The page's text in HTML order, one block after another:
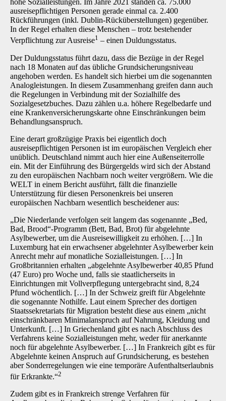
hohe Sozialleistungen. Im Jahre 2021 standen ca. 75.000
ausreisepflichtigen Personen gerade einmal ca. 2.400
Rückführungen (inkl. Dublin-Rücküberstellungen) gegenüber.
In der Regel erhalten diese Menschen – trotz bestehender
Verpflichtung zur Ausreise1 – einen Duldungsstatus.
Der Duldungsstatus führt dazu, dass die Bezüge in der Regel
nach 18 Monaten auf das übliche Grundsicherungsniveau
angehoben werden. Es handelt sich hierbei um die sogenannten
Analogleistungen. In diesem Zusammenhang greifen dann auch
die Regelungen in Verbindung mit der Sozialhilfe des
Sozialgesetzbuches. Dazu zählen u.a. höhere Regelbedarfe und
eine Krankenversicherungskarte ohne Einschränkungen beim
Behandlungsanspruch.
Eine derart großzügige Praxis bei eigentlich doch
ausreisepflichtigen Personen ist im europäischen Vergleich eher
unüblich. Deutschland nimmt auch hier eine Außenseiterrolle
ein. Mit der Einführung des Bürgergelds wird sich der Abstand
zu den europäischen Nachbarn noch weiter vergrößern. Wie die
WELT in einem Bericht ausführt, fällt die finanzielle
Unterstützung für diesen Personenkreis bei unseren
europäischen Nachbarn wesentlich bescheidener aus:
„Die Niederlande verfolgen seit langem das sogenannte „Bed,
Bad, Brood“-Programm (Bett, Bad, Brot) für abgelehnte
Asylbewerber, um die Ausreisewilligkeit zu erhöhen. […] In
Luxemburg hat ein erwachsener abgelehnter Asylbewerber kein
Anrecht mehr auf monatliche Sozialleistungen. […] In
Großbritannien erhalten „abgelehnte Asylbewerber 40,85 Pfund
(47 Euro) pro Woche und, falls sie staatlicherseits in
Einrichtungen mit Vollverpflegung untergebracht sind, 8,24
Pfund wöchentlich. […] In der Schweiz greift für Abgelehnte
die sogenannte Nothilfe. Laut einem Sprecher des dortigen
Staatssekretariats für Migration besteht diese aus einem „nicht
einschränkbaren Minimalanspruch auf Nahrung, Kleidung und
Unterkunft. […] In Griechenland gibt es nach Abschluss des
Verfahrens keine Sozialleistungen mehr, weder für anerkannte
noch für abgelehnte Asylbewerber. […] In Frankreich gibt es für
Abgelehnte keinen Anspruch auf Grundsicherung, es bestehen
aber Sonderregelungen wie eine temporäre Aufenthaltserlaubnis
für Erkrankte.“2
Zudem gibt es in Frankreich strenge Verfahren für